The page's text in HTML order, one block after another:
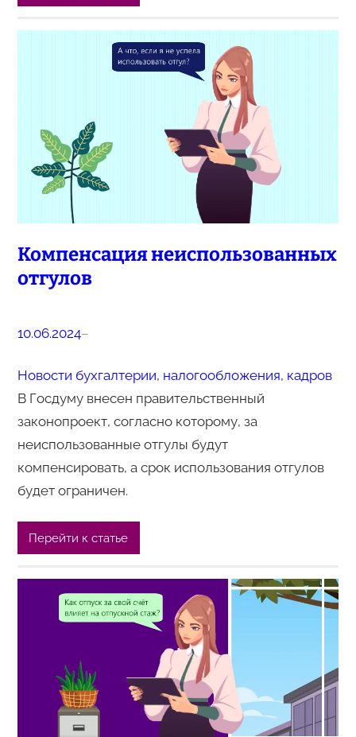
Компенсация неиспользованных
отгулов
10.06.2024–
Новости бухгалтерии, налогообложения, кадров
В Госдуму внесен правительственный
законопроект, согласно которому, за
неиспользованные отгулы будут
компенсировать, а срок использования отгулов
будет ограничен.
Перейти к статье